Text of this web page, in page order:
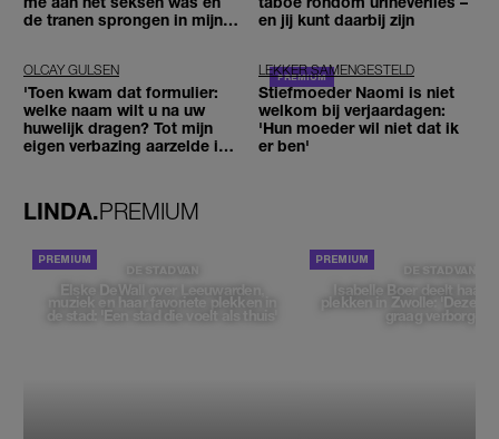
de tranen sprongen in mijn
en jij kunt daarbij zijn
OLCAY GULSEN
'Toen kwam dat formulier:
welke naam wilt u na uw
huwelijk dragen? Tot mijn
eigen verbazing aarzelde ik
LEKKER SAMENGESTELD
Stiefmoeder Naomi is niet
welkom bij verjaardagen:
'Hun moeder wil niet dat ik
er ben'
LINDA.PREMIUM
DE STAD VAN
Elske DeWall over Leeuwarden,
muziek en haar favoriete plekken in
de stad: 'Een stad die voelt als thuis'
DE STAD VAN
Isabelle Boer deelt haar
plekken in Zwolle: 'Deze
graag verborgen'